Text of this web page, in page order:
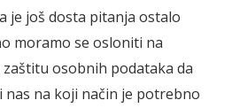
je još dosta pitanja ostalo
moramo se osloniti na
osobnih podataka da
nas na koji način je potrebno